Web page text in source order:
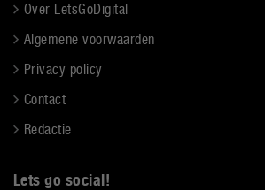
Over LetsGoDigital
Algemene voorwaarden
Privacy policy
Contact
Redactie
Lets go social!